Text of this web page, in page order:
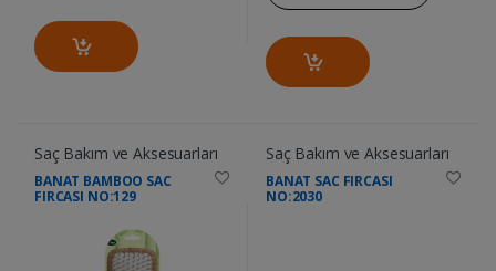
Saç Bakım ve Aksesuarları
BANAT BAMBOO SAC
FIRCASI NO:129
Saç Bakım ve Aksesuarları
BANAT SAC FIRCASI
NO:2030